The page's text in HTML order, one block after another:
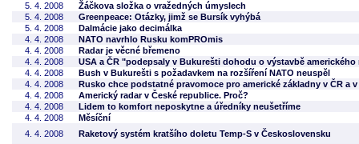
5. 4. 2008
Žáčkova složka o vražedných úmyslech
5. 4. 2008
Greenpeace: Otázky, jimž se Bursík vyhýbá
5. 4. 2008
Dalmácie jako decimálka
4. 4. 2008
NATO navrhlo Rusku komPROmis
4. 4. 2008
Radar je věcné břemeno
4. 4. 2008
USA a ČR "podepsaly v Bukurešti dohodu o výstavbě amerického
4. 4. 2008
Bush v Bukurešti s požadavkem na rozšíření NATO neuspěl
4. 4. 2008
Rusko chce podstatné pravomoce pro americké základny v ČR a
4. 4. 2008
Americký radar v České republice. Proč?
4. 4. 2008
Lidem to komfort neposkytne a úředníky neušetříme
4. 4. 2008
Měsíční
4. 4. 2008
Raketový systém kratšího doletu Temp-S v Československu